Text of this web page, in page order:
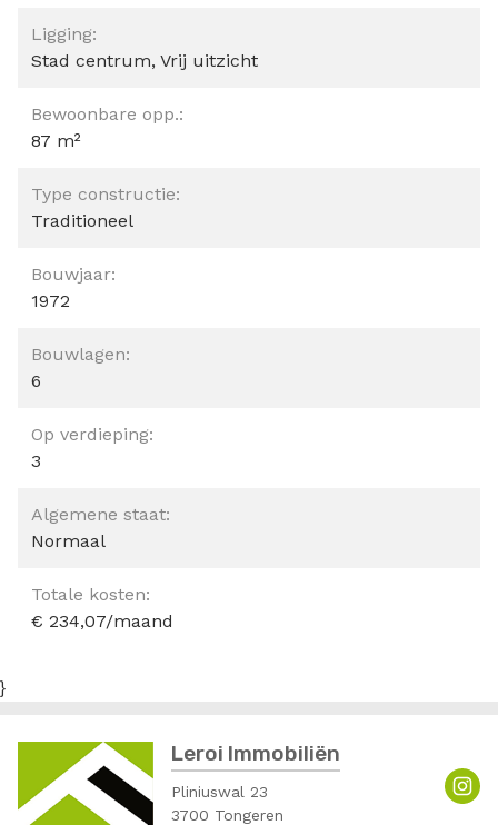
Ligging:
Stad centrum, Vrij uitzicht
Bewoonbare opp.:
87 m²
Type constructie:
Traditioneel
Bouwjaar:
1972
Bouwlagen:
6
Op verdieping:
3
Algemene staat:
Normaal
Totale kosten:
€ 234,07/maand
}
Leroi Immobiliën
Pliniuswal 23
3700 Tongeren